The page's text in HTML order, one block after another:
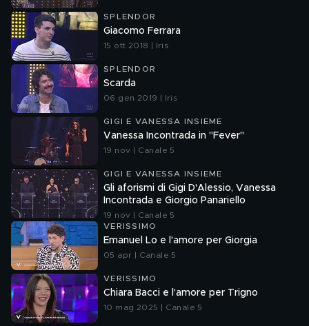
SPLENDOR
Giacomo Ferrara
15 ott 2018 | Iris
SPLENDOR
Scarda
06 gen 2019 | Iris
GIGI E VANESSA INSIEME
Vanessa Incontrada in "Fever"
19 nov | Canale 5
GIGI E VANESSA INSIEME
Gli aforismi di Gigi D'Alessio, Vanessa
Incontrada e Giorgio Panariello
19 nov | Canale 5
VERISSIMO
Emanuel Lo e l'amore per Giorgia
05 apr | Canale 5
VERISSIMO
Chiara Bacci e l'amore per Trigno
10 mag 2025 | Canale 5